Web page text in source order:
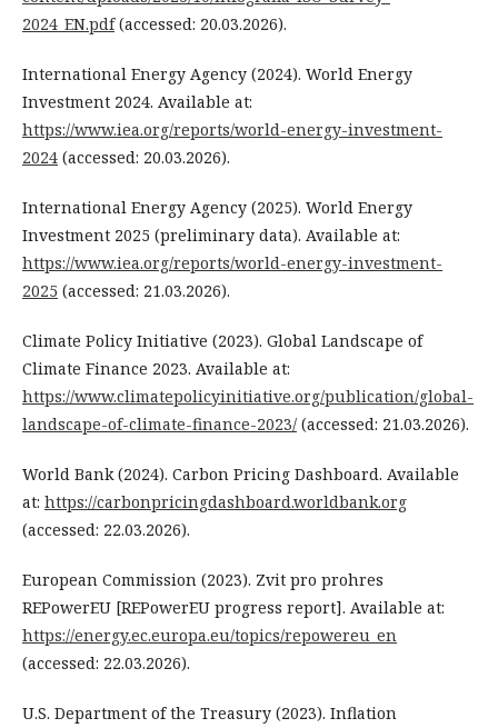
2024_EN.pdf(accessed: 20.03.2026).
International Energy Agency (2024). World Energy
Investment 2024. Available at:
https://www.iea.org/reports/world-energy-investment-
2024 (accessed: 20.03.2026).
International Energy Agency (2025). World Energy
Investment 2025 (preliminary data). Available at:
https://www.iea.org/reports/world-energy-investment-
2025 (accessed: 21.03.2026).
Climate Policy Initiative (2023). Global Landscape of
Climate Finance 2023. Available at:
https://www.climatepolicyinitiative.org/publication/global-
landscape-of-climate-finance-2023/ (accessed: 21.03.2026).
World Bank (2024). Carbon Pricing Dashboard. Available
at: https://carbonpricingdashboard.worldbank.org
(accessed: 22.03.2026).
European Commission (2023). Zvit pro prohres
REPowerEU [REPowerEU progress report]. Available at:
https://energy.ec.europa.eu/topics/repowereu_en
(accessed: 22.03.2026).
U.S. Department of the Treasury (2023). Inflation